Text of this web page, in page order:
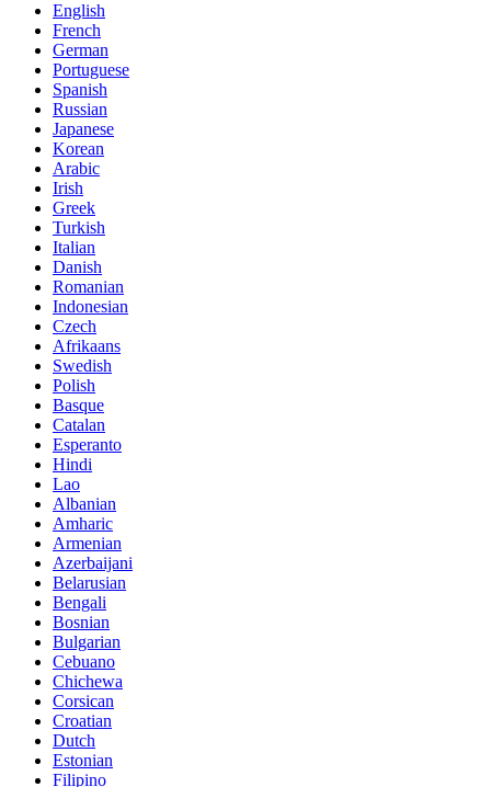
English
French
German
Portuguese
Spanish
Russian
Japanese
Korean
Arabic
Irish
Greek
Turkish
Italian
Danish
Romanian
Indonesian
Czech
Afrikaans
Swedish
Polish
Basque
Catalan
Esperanto
Hindi
Lao
Albanian
Amharic
Armenian
Azerbaijani
Belarusian
Bengali
Bosnian
Bulgarian
Cebuano
Chichewa
Corsican
Croatian
Dutch
Estonian
Filipino